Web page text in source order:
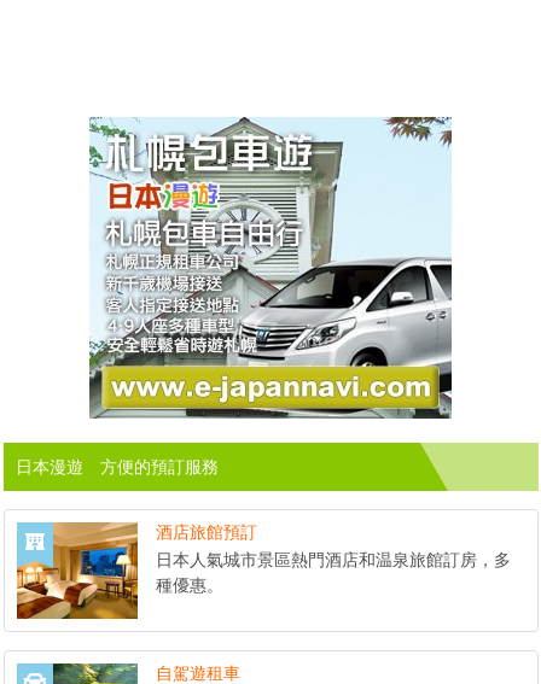
日本漫遊 方便的預訂服務
酒店旅館預訂
日本人氣城市景區熱門酒店和温泉旅館訂房，多
種優惠。
自駕遊租車